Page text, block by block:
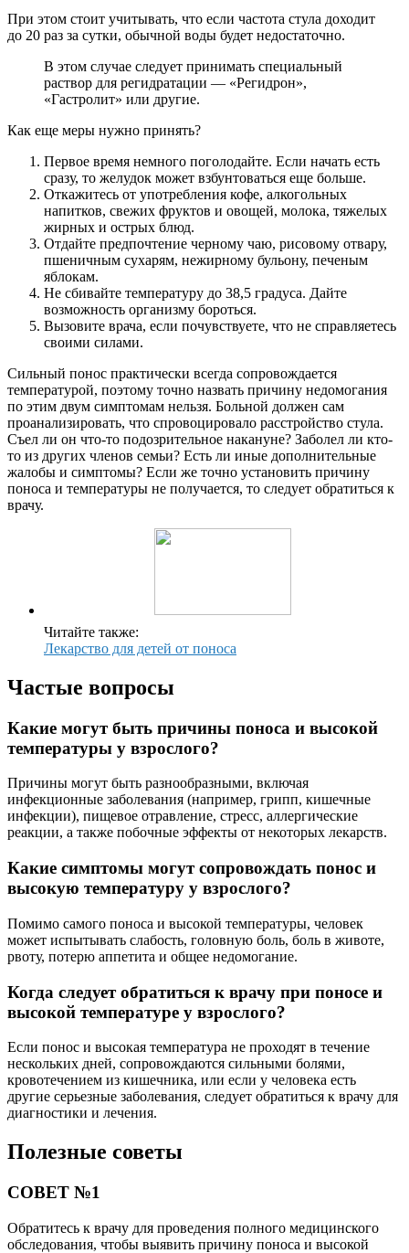
При этом стоит учитывать, что если частота стула доходит
до 20 раз за сутки, обычной воды будет недостаточно.
В этом случае следует принимать специальный
раствор для регидратации — «Регидрон»,
«Гастролит» или другие.
Как еще меры нужно принять?
Первое время немного поголодайте. Если начать есть
сразу, то желудок может взбунтоваться еще больше.
Откажитесь от употребления кофе, алкогольных
напитков, свежих фруктов и овощей, молока, тяжелых
жирных и острых блюд.
Отдайте предпочтение черному чаю, рисовому отвару,
пшеничным сухарям, нежирному бульону, печеным
яблокам.
Не сбивайте температуру до 38,5 градуса. Дайте
возможность организму бороться.
Вызовите врача, если почувствуете, что не справляетесь
своими силами.
Сильный понос практически всегда сопровождается
температурой, поэтому точно назвать причину недомогания
по этим двум симптомам нельзя. Больной должен сам
проанализировать, что спровоцировало расстройство стула.
Съел ли он что-то подозрительное накануне? Заболел ли кто-
то из других членов семьи? Есть ли иные дополнительные
жалобы и симптомы? Если же точно установить причину
поноса и температуры не получается, то следует обратиться к
врачу.
Читайте также:
Лекарство для детей от поноса
Частые вопросы
Какие могут быть причины поноса и высокой
температуры у взрослого?
Причины могут быть разнообразными, включая
инфекционные заболевания (например, грипп, кишечные
инфекции), пищевое отравление, стресс, аллергические
реакции, а также побочные эффекты от некоторых лекарств.
Какие симптомы могут сопровождать понос и
высокую температуру у взрослого?
Помимо самого поноса и высокой температуры, человек
может испытывать слабость, головную боль, боль в животе,
рвоту, потерю аппетита и общее недомогание.
Когда следует обратиться к врачу при поносе и
высокой температуре у взрослого?
Если понос и высокая температура не проходят в течение
нескольких дней, сопровождаются сильными болями,
кровотечением из кишечника, или если у человека есть
другие серьезные заболевания, следует обратиться к врачу для
диагностики и лечения.
Полезные советы
СОВЕТ №1
Обратитесь к врачу для проведения полного медицинского
обследования, чтобы выявить причину поноса и высокой